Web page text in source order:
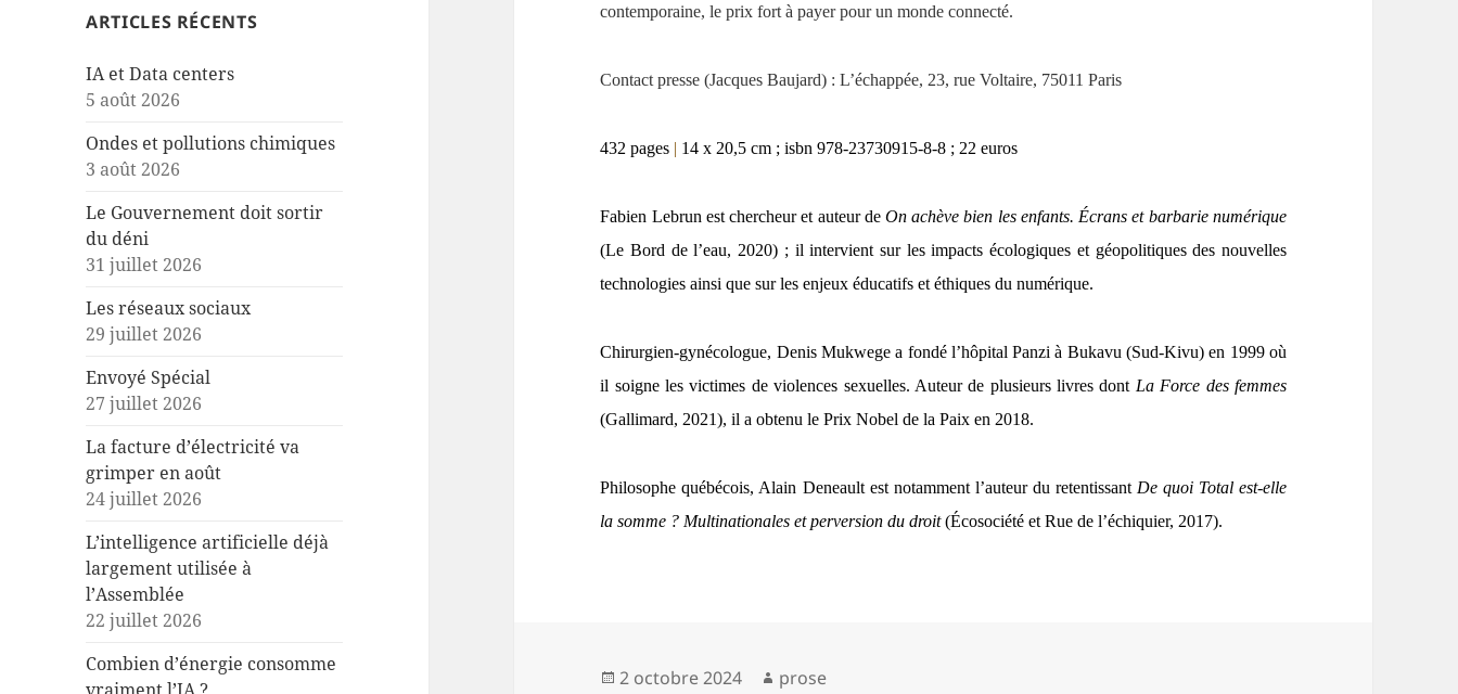
ARTICLES RÉCENTS
IA et Data centers
5 août 2026
Ondes et pollutions chimiques
3 août 2026
Le Gouvernement doit sortir
du déni
31 juillet 2026
Les réseaux sociaux
29 juillet 2026
Envoyé Spécial
27 juillet 2026
La facture d’électricité va
grimper en août
24 juillet 2026
L’intelligence artificielle déjà
largement utilisée à
l’Assemblée
22 juillet 2026
Combien d’énergie consomme
contemporaine, le prix fort à payer pour un monde connecté.
Contact presse (Jacques Baujard) : L’échappée, 23, rue Voltaire, 75011 Paris
432 pages | 14 x 20,5 cm ; isbn 978-23730915-8-8 ; 22 euros
Fabien Lebrun est chercheur et auteur deOn achève bien les enfants. Écrans et barbarie numérique
(Le Bord de l’eau, 2020) ; ilintervient sur les impacts écologiques et géopolitiques des nouvelles
technologies ainsi que sur les enjeux éducatifs et éthiques du numérique.
Chirurgien-gynécologue, Denis Mukwege a fondé l’hôpital Panzi à Bukavu (Sud-Kivu) en 1999 où
il soigne les victimes de violences sexuelles. Auteur de plusieurs livres dont La Force des femmes
(Gallimard, 2021), il a obtenu le Prix Nobel de la Paix en 2018.
Philosophe québécois, Alain Deneault est notamment l’auteur du retentissant De quoi Total est-elle
la somme ? Multinationales et perversiondu droit(Écosociété et Rue de l’échiquier, 2017).
Publié
2 octobre 2024 Auteur
prose